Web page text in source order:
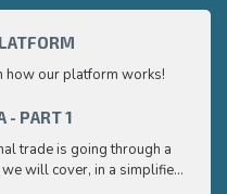
how our platform works!
- PART 1
trade is going through a
will cover, in a simplified